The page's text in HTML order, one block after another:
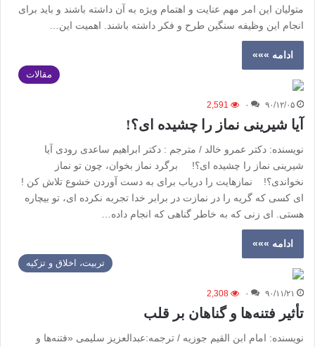
متولیان این امر مهم عنایت و اهتمام ویژه به آن داشته باشند و باید برای
انجام این وظیفه سنگین طرح و فکر داشته باشند. اهمیت این…
ادامه »»»
مقالات
۹۰/۱۲/۰۵ ۰ 2,591
آیا شیرینی نماز را چشیده ای؟!
نویسنده: دکتر عمرو خالد / مترجم : دکتر ابراهیم ساعدی رودی آیا
شیرینی نماز را چشیده ای؟! برگرد نماز بخوان، چون تو نماز
نخواندی؟! نمازهایت را دریاب برای به دست آوردن خشوع تلاش کن !
ای کسی که گریه را در نمازت در برابر خدا تجربه نکرده ای، تو بیچاره
هستی. ای زنی که به خاطر گناهی که انجام داده…
ادامه »»»
تربیت، اخلاق و تزکیه
۹۰/۱۱/۲۱ ۰ 2,308
تأثیر فتنه‌ها و گناهان بر قلب
نویسنده: امام ابن القیم جوزیه / ترجمه:عبدالعزیز سلیمی «فتنه‌ها و